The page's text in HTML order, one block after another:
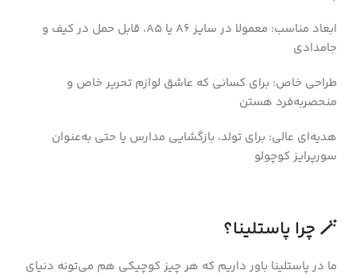
ابعاد مناسب: معمولا در سایز A6 یا A5، قابل حمل در کیف و
جامدادی
طراحی خاص: برای کسانی که عاشق لوازم تحریر خاص و
منحصربه‌فرد هستن
هدیه‌ای عالی: برای تولد، بازگشایی مدارس یا حتی به‌عنوان
سورپرایز کوچولو
🪄 چرا پاستلینا؟
ما در پاستلینا باور داریم که هر چیز کوچیکی هم می‌تونه دنیای